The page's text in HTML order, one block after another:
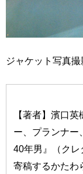
ジャケット写真
【著者】濱口
ー、プランナー
40年男』（ク
寄稿するかたわ